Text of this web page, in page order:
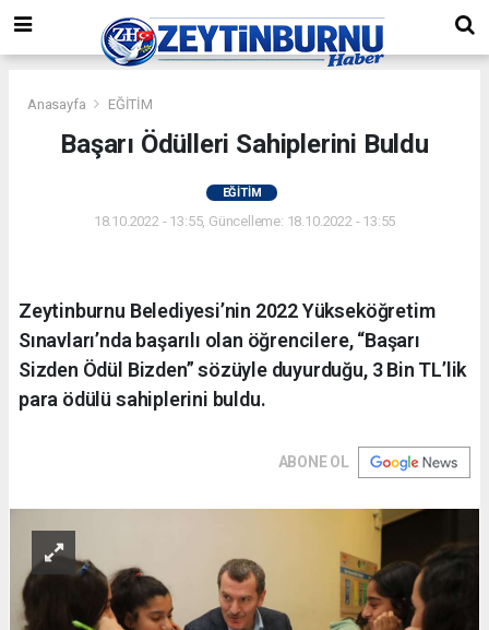
Anasayfa EĞİTİM
Başarı Ödülleri Sahiplerini Buldu
EĞİTİM
18.10.2022 - 13:55, Güncelleme: 18.10.2022 - 13:55
Zeytinburnu Belediyesi’nin 2022 Yükseköğretim
Sınavları’nda başarılı olan öğrencilere, “Başarı
Sizden Ödül Bizden” sözüyle duyurduğu, 3 Bin TL’lik
para ödülü sahiplerini buldu.
ABONE OL